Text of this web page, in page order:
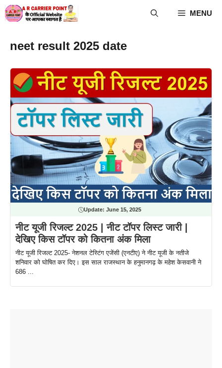
Skip
to
MENU
neet result 2025 date
Update: June 15, 2025
नीट यूजी रिजल्ट 2025 | नीट टॉपर लिस्ट जारी |
देखिए किस टॉपर को कितना अंक मिला
नीट यूजी रिजल्ट 2025- नेशनल टेस्टिंग एजेंसी (एनटीए) ने नीट यूजी के नतीजे
शनिवार को घोषित कर दिए। इस साल राजस्थान के हनुमानगढ़ के महेश केसवानी ने
686 ...